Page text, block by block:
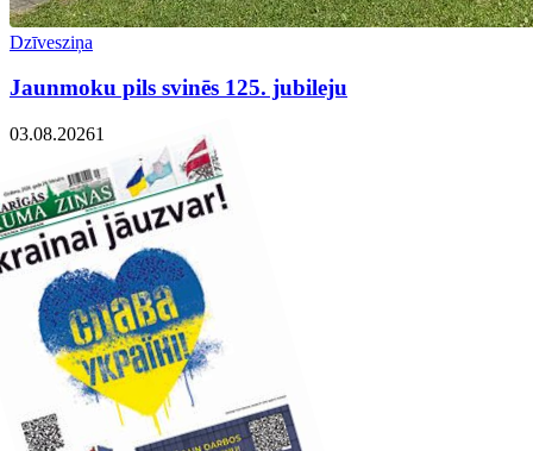
Dzīvesziņa
Jaunmoku pils svinēs 125. jubileju
03.08.20261